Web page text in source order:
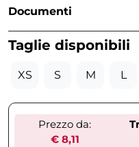
Documenti
Taglie disponibili
XS S M L
Prezzo da:
€ 8,11